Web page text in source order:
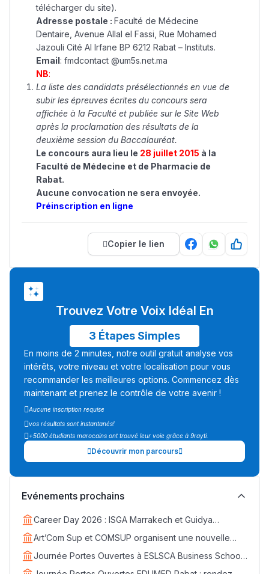
télécharger du site).
Adresse postale : Faculté de Médecine
Dentaire, Avenue Allal el Fassi, Rue Mohamed
Jazouli Cité Al Irfane BP 6212 Rabat – Instituts.
Email: fmdcontact @um5s.net.ma
NB:
La liste des candidats présélectionnés en vue de
subir les épreuves écrites du concours sera
affichée à la Faculté et publiée sur le Site Web
après la proclamation des résultats de la
deuxième session du Baccalauréat.
Le concours aura lieu le 28 juillet 2015 à la
Faculté de Médecine et de Pharmacie de
Rabat.
Aucune convocation ne sera envoyée.
Préinscription en ligne
Copier le lien
Trouvez Votre Voix Idéal En
3 Étapes Simples
En moins de 2 minutes, notre outil gratuit analyse vos
intérêts, votre niveau et votre localisation pour vous
recommander les meilleures options. Commencez dès
maintenant et prenez le contrôle de votre avenir !
Aucune inscription requise
vos résultats sont instantanés!
+5000 étudiants marocains ont trouvé leur voie grâce à 9rayti.
Découvrir mon parcours
Evénements prochains
Career Day 2026 : ISGA Marrakech et Guidya
connectent étudiants et entreprises
Art’Com Sup et COMSUP organisent une nouvelle
édition du Career Day
Journée Portes Ouvertes à ESLSCA Business School
Rabat - Samedi 18 avril